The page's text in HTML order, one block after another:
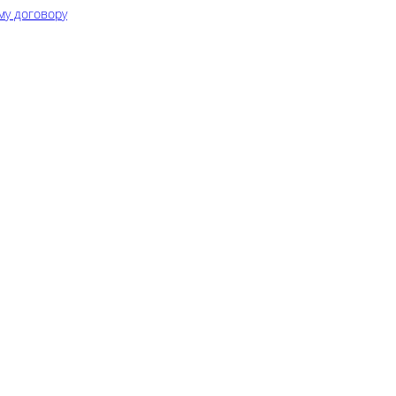
договору